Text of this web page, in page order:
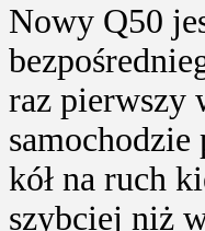
Nowy Q50
raz pierwszy
kół na ruch
szybciej niż